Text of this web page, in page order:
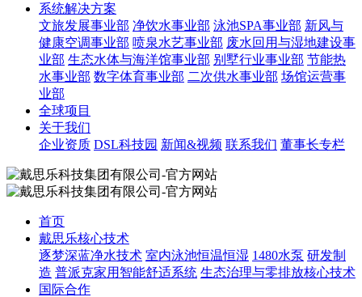
系统解决方案
文旅发展事业部 净饮水事业部 泳池SPA事业部 新风与
健康空调事业部 喷泉水艺事业部 废水回用与湿地建设事
业部 生态水体与海洋馆事业部 别墅行业事业部 节能热
水事业部 数字体育事业部 二次供水事业部 场馆运营事
业部
全球项目
关于我们
企业资质 DSL科技园 新闻&视频 联系我们 董事长专栏
首页
戴思乐核心技术
逐梦深蓝净水技术 室内泳池恒温恒湿 1480水泵 研发制
造 普派克家用智能舒适系统 生态治理与零排放核心技术
国际合作